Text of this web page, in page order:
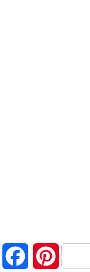
Facebook